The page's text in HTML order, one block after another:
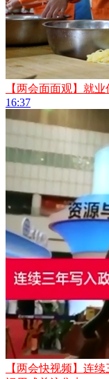
【两会面面观】就
16:37
【两会快视频】连